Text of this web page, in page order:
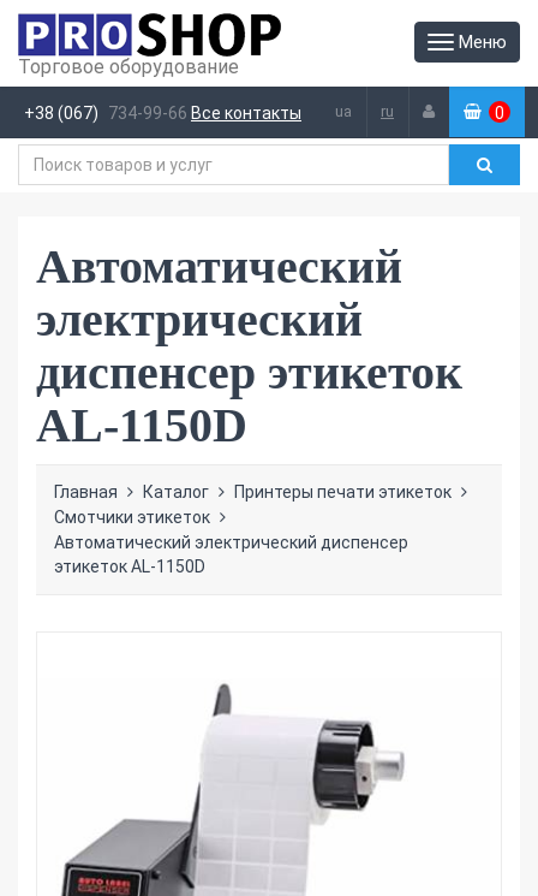
Меню
Торговое оборудование
+38 (067) 734-99-66 Все контакты ua ru (0 )
Автоматический
электрический
диспенсер этикеток
AL-1150D
Главная Каталог
Принтеры печати этикеток
Смотчики этикеток
Автоматический электрический диспенсер
этикеток AL-1150D